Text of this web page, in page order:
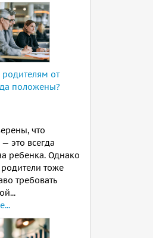
от
положены?
что
это всегда
ребенка. Однако
тоже
требовать